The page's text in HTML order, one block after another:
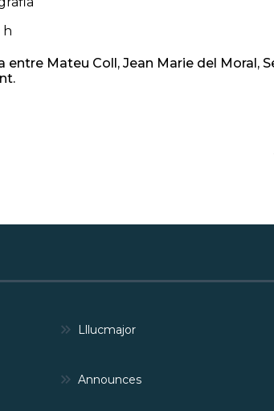
h
entre Mateu Coll, Jean Marie del Moral,
Lllucmajor
Announces